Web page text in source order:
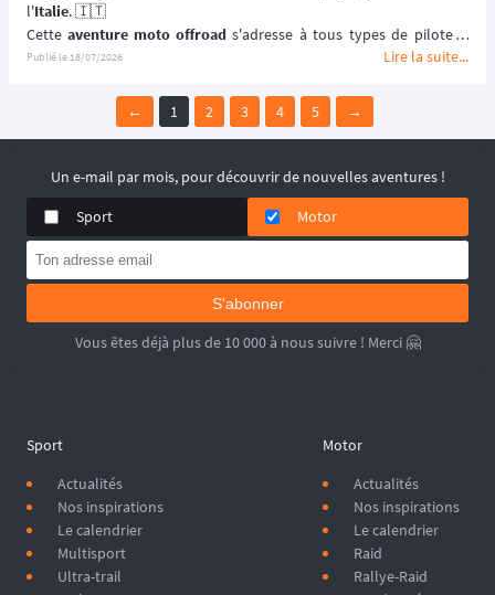
l'Italie. 🇮🇹
Cette aventure moto offroad s'adresse à tous types de pilotes :
ceux qui souhaitent se balader à travers les montagnes italiennes
challenger en testant leurs compétences de
navigation au
en optant pour la catégorie "Rallye". 🧭
Publié le 18/07/2026 Lire la suite...
← 1 2 3 4 5 →
Un e-mail par mois, pour découvrir de nouvelles aventures !
Sport
Motor
S'abonner
Vous êtes déjà plus de 10 000 à nous suivre ! Merci 🤗
Sport
Actualités
Nos inspirations
Le calendrier
Multisport
Ultra-trail
Motor
Actualités
Nos inspirations
Le calendrier
Raid
Rallye-Raid